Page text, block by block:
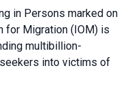
in Persons marked on
for Migration (IOM) is
multibillion-
into victims of